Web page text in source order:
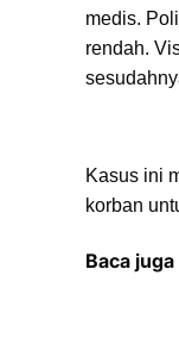
medis.
rendah.
Kasus ini
korban
Baca juga